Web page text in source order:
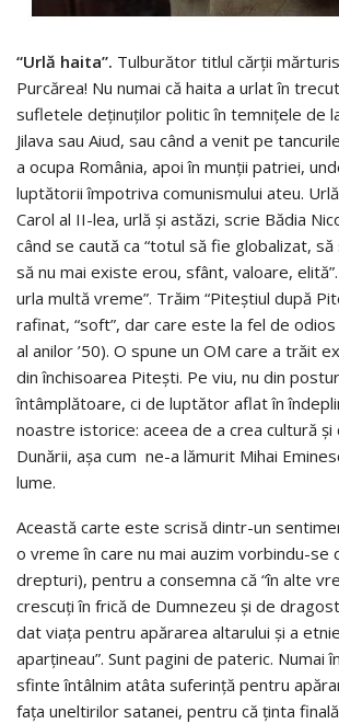
“Urlă haita”. Tulburător titlul cărţii
Purcărea! Nu numai că haita a urlat în
sufletele deţinuţilor politic în temniţele de
Jilava sau Aiud, sau când a venit pe
a ocupa România, apoi în munţii patriei,
luptătorii împotriva comunismului ateu.
Carol al II-lea, urlă şi astăzi, scrie Bădia
când se caută ca “totul să fie globalizat,
să nu mai existe erou, sfânt, valoare,
urla multă vreme”. Trăim “Piteştiul după
rafinat, “soft”, dar care este la fel de odios
al anilor ’50). O spune un OM care a trăit
din închisoarea Piteşti. Pe viu, nu din
întâmplătoare, ci de luptător aflat în
noastre istorice: aceea de a crea cultură şi
Dunării, aşa cum ne-a lămurit Mihai
lume.
Această carte este scrisă dintr-un
o vreme în care nu mai auzim vorbindu-se
drepturi), pentru a consemna că “în alte
crescuţi în frică de Dumnezeu şi de
dat viaţa pentru apărarea altarului şi a
aparţineau”. Sunt pagini de pateric. Numai
sfinte întâlnim atâta suferinţă pentru
faţa uneltirilor satanei, pentru că ţinta